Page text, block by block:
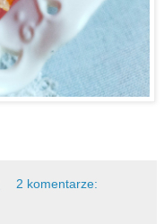
2 komentarze: